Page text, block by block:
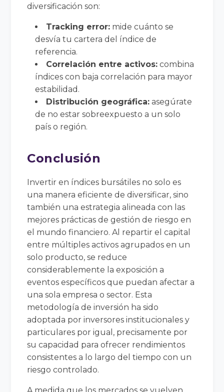
diversificación son:
Tracking error: mide cuánto se
desvía tu cartera del índice de
referencia.
Correlación entre activos: combina
índices con baja correlación para mayor
estabilidad.
Distribución geográfica: asegúrate
de no estar sobreexpuesto a un solo
país o región.
Conclusión
Invertir en índices bursátiles no solo es
una manera eficiente de diversificar, sino
también una estrategia alineada con las
mejores prácticas de gestión de riesgo en
el mundo financiero. Al repartir el capital
entre múltiples activos agrupados en un
solo producto, se reduce
considerablemente la exposición a
eventos específicos que puedan afectar a
una sola empresa o sector. Esta
metodología de inversión ha sido
adoptada por inversores institucionales y
particulares por igual, precisamente por
su capacidad para ofrecer rendimientos
consistentes a lo largo del tiempo con un
riesgo controlado.